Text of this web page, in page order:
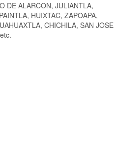
DE ALARCON, JULIANTLA,
HUIXTAC, ZAPOAPA,
CHICHILA, SAN JOSE